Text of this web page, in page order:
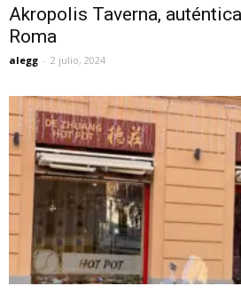
Akropolis Taverna,
Roma
alegg - 2 julio, 2024